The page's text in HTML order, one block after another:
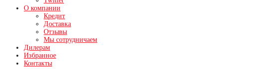
О компании
Кредит
Доставка
Отзывы
Мы сотрудничаем
Дилерам
Избранное
Контакты